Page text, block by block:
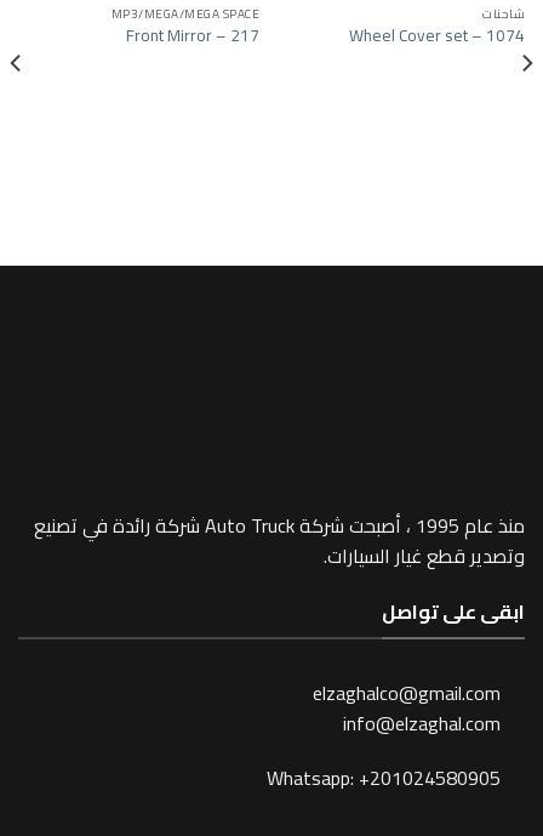
Add to wishlist Wheel
to wishlist
MP3/MEGA/MEGA SPACE
Front Mirror – 217
منذ عام 1995 ، أصبحت شركة Auto Truck شركة رائدة في تصنيع
غيار السيارات.
تواصل
Whatsapp: